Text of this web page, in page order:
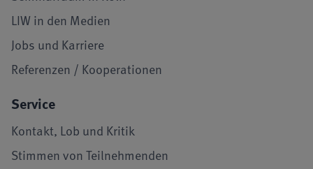
LIW in den Medien
Jobs und Karriere
Referenzen / Kooperationen
Service
Kontakt, Lob und Kritik
Stimmen von Teilnehmenden